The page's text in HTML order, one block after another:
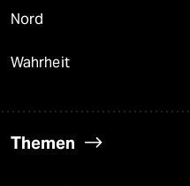
Nord
Wahrheit
Themen